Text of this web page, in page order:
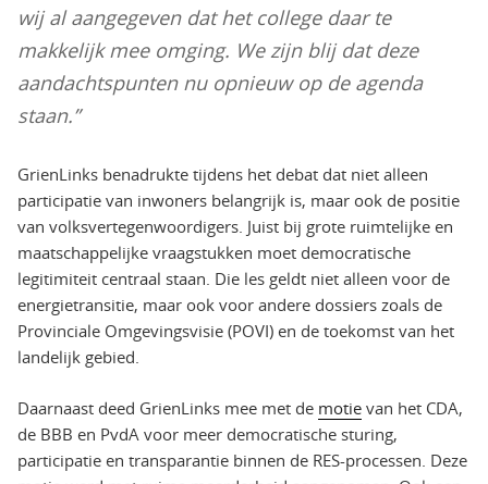
wij al aangegeven dat het college daar te
makkelijk mee omging. We zijn blij dat deze
aandachtspunten nu opnieuw op de agenda
staan.”
GrienLinks benadrukte tijdens het debat dat niet alleen
participatie van inwoners belangrijk is, maar ook de positie
van volksvertegenwoordigers. Juist bij grote ruimtelijke en
maatschappelijke vraagstukken moet democratische
legitimiteit centraal staan. Die les geldt niet alleen voor de
energietransitie, maar ook voor andere dossiers zoals de
Provinciale Omgevingsvisie (POVI) en de toekomst van het
landelijk gebied.
Daarnaast deed GrienLinks mee met de motie van het CDA,
de BBB en PvdA voor meer democratische sturing,
participatie en transparantie binnen de RES-processen. Deze